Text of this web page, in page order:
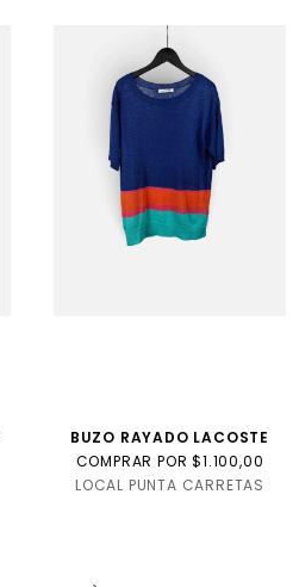
BUZO RAYADO LACOSTE
COMPRAR POR $1.100,00
LOCAL PUNTA CARRETAS